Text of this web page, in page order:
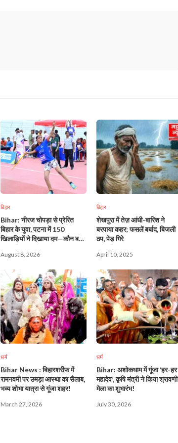
बिहार
Bihar: नीरज चोपड़ा से प्रेरित
बिहार के युवा, पटना में 150
खिलाड़ियों ने दिखाया दम—कौन बना
August 8, 2026
बिहार
शेखपुरा में तेज़ आंधी-बारिश ने
बरपाया कहर; फसलें बर्बाद, बिजली
ठप, पेड़ गिरे
April 10, 2025
धर्म
Bihar News : बिहारशरीफ में
रामनवमी पर उमड़ा आस्था का सैलाब,
भव्य शोभा यात्रा से गूंजा शहर!
March 27, 2026
धर्म
Bihar: अशोकधाम में गूंजा ‘हर-हर
महादेव’, कृषि मंत्री ने किया श्रावणी
मेला का शुभारंभ!
July 30, 2026